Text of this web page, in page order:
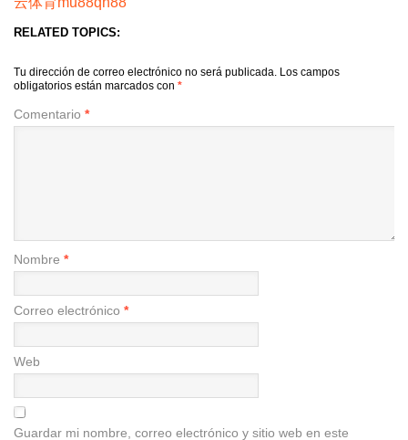
RELATED TOPICS:
Tu dirección de correo electrónico no será publicada. Los campos
obligatorios están marcados con *
Comentario *
Nombre *
Correo electrónico *
Web
Guardar mi nombre, correo electrónico y sitio web en este